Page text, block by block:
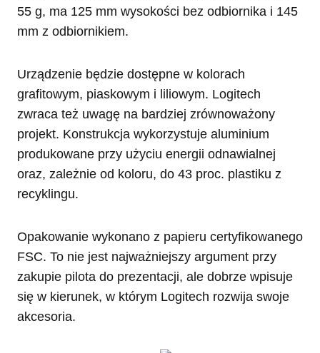
55 g, ma 125 mm wysokości bez odbiornika i 145
mm z odbiornikiem.
Urządzenie będzie dostępne w kolorach
grafitowym, piaskowym i liliowym. Logitech
zwraca też uwagę na bardziej zrównoważony
projekt. Konstrukcja wykorzystuje aluminium
produkowane przy użyciu energii odnawialnej
oraz, zależnie od koloru, do 43 proc. plastiku z
recyklingu.
Opakowanie wykonano z papieru certyfikowanego
FSC. To nie jest najważniejszy argument przy
zakupie pilota do prezentacji, ale dobrze wpisuje
się w kierunek, w którym Logitech rozwija swoje
akcesoria.